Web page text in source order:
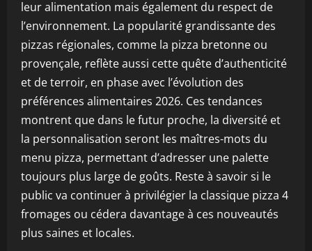
leur alimentation mais également du respect de
l’environnement. La popularité grandissante des
pizzas régionales, comme la pizza bretonne ou
provençale, reflète aussi cette quête d’authenticité
et de terroir, en phase avec l’évolution des
préférences alimentaires 2026. Ces tendances
montrent que dans le futur proche, la diversité et
la personnalisation seront les maîtres-mots du
menu pizza, permettant d’adresser une palette
toujours plus large de goûts. Reste à savoir si le
public va continuer à privilégier la classique pizza 4
fromages ou cédera davantage à ces nouveautés
plus saines et locales.